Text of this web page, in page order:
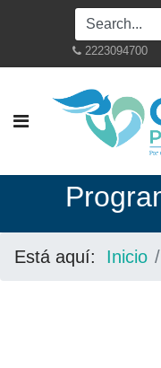
2223094700
Está aquí: Inicio